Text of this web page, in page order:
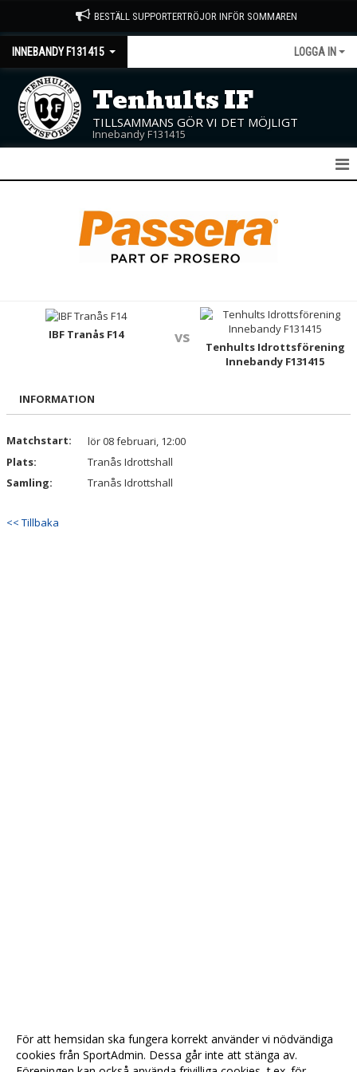
BESTÄLL SUPPORTERTRÖJOR INFÖR SOMMAREN
INNEBANDY F131415 LOGGA IN
Tenhults IF
TILLSAMMANS GÖR VI DET MÖJLIGT
Innebandy F131415
TRUPPEN
DOKUMENT
KONTAKT
IBF Tranås F14 vs
Tenhults Idrottsförening
Innebandy F131415
INFORMATION
Matchstart:
lör 08 februari, 12:00
Plats:
Tranås Idrottshall
Samling:
Tranås Idrottshall
<< Tillbaka
För att hemsidan ska fungera korrekt använder vi nödvändiga
cookies från SportAdmin. Dessa går inte att stänga av.